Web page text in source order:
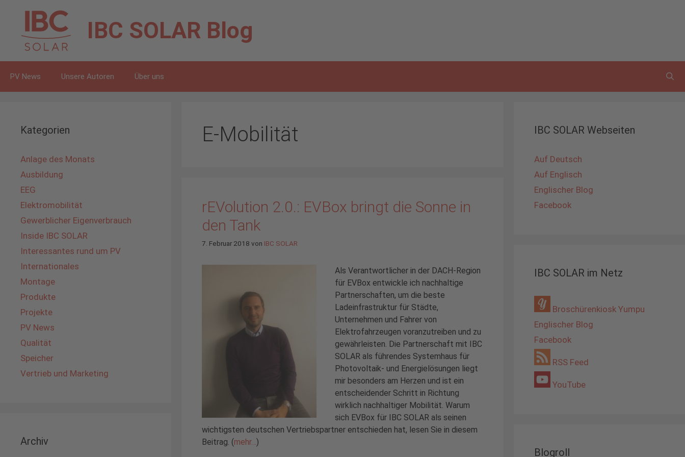
springen
IBC SOLAR Blog
PV News Unsere Autoren Über uns
E-Mobilität
rEVolution 2.0.: EVBox bringt die Sonne in
den Tank
7. Februar 2018 von IBC SOLAR
Als Verantwortlicher in der DACH-Region
für EVBox entwickle ich nachhaltige
Partnerschaften, um die beste
Ladeinfrastruktur für Städte,
Unternehmen und Fahrer von
Elektrofahrzeugen voranzutreiben und zu
gewährleisten. Die Partnerschaft mit IBC
SOLAR als führendes Systemhaus für
Photovoltaik- und Energielösungen liegt
mir besonders am Herzen und ist ein
entscheidender Schritt in Richtung
wirklich nachhaltiger Mobilität. Warum
sich EVBox für IBC SOLAR als seinen
wichtigsten deutschen Vertriebspartner entschieden hat, lesen Sie in diesem
Beitrag. (mehr… )
Kategorien
Anlage des Monats
Ausbildung
EEG
Elektromobilität
Gewerblicher Eigenverbrauch
Inside IBC SOLAR
Interessantes rund um PV
Internationales
Montage
Produkte
Projekte
PV News
Qualität
Speicher
Vertrieb und Marketing
Archiv
IBC SOLAR Webseiten
Auf Deutsch
Auf Englisch
Englischer Blog
Facebook
IBC SOLAR im Netz
Broschürenkiosk Yumpu
Englischer Blog
Facebook
RSS Feed
YouTube
Blogroll